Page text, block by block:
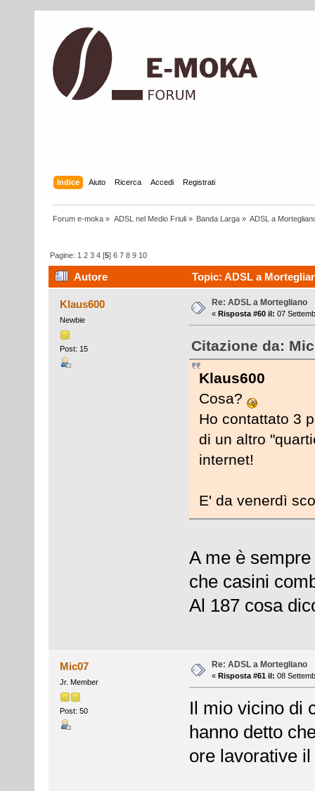
Indice Aiuto Ricerca Accedi Registrati
Forum e-moka » ADSL nel Medio Friuli» Banda Larga» ADSL a
Pagine: 1 2 3 4 [5]6 7 8 9 10
Autore Topic: ADSL a
Klaus600
Newbie
Post: 15
Re: ADSL a Mortegliano
« Risposta #60 il: 07
Citazione da:
Klaus600
Cosa?
Ho contattato 3
di un altro
internet!
E' da venerdì
A me è
che casini
Al 187 cosa
Mic07
Jr. Member
Post: 50
Re: ADSL a Mortegliano
« Risposta #61 il: 08
Il mio vicino di
hanno detto
ore lavorative